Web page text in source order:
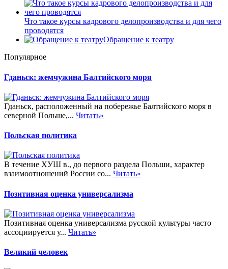
Что такое курсы кадрового делопроизводства и для чего
проводятся
Обращение к театру
Популярное
Гданьск: жемчужина Балтийского моря
Гданьск, расположенный на побережье Балтийского моря в
северной Польше,... Читать»
Польская политика
В течение ХУШ в., до первого раздела Польши, характер
взаимоотношений России со... Читать»
Позитивная оценка универсализма
Позитивная оценка универсализма русской культуры часто
ассоциируется у... Читать»
Великий человек